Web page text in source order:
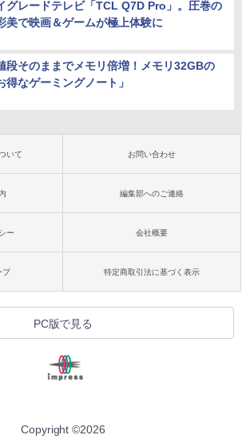
グレードテレビ「TCL Q7D Pro」。圧巻の
美で映画＆ゲームが極上体験に
段そのままでメモリ倍増！メモリ32GBの
得なゲーミングノート」
いて お問い合わせ
編集部へのご連絡
ー 会社概要
プ 特定商取引法に基づく表示
PC版で見る
Copyright ©2026